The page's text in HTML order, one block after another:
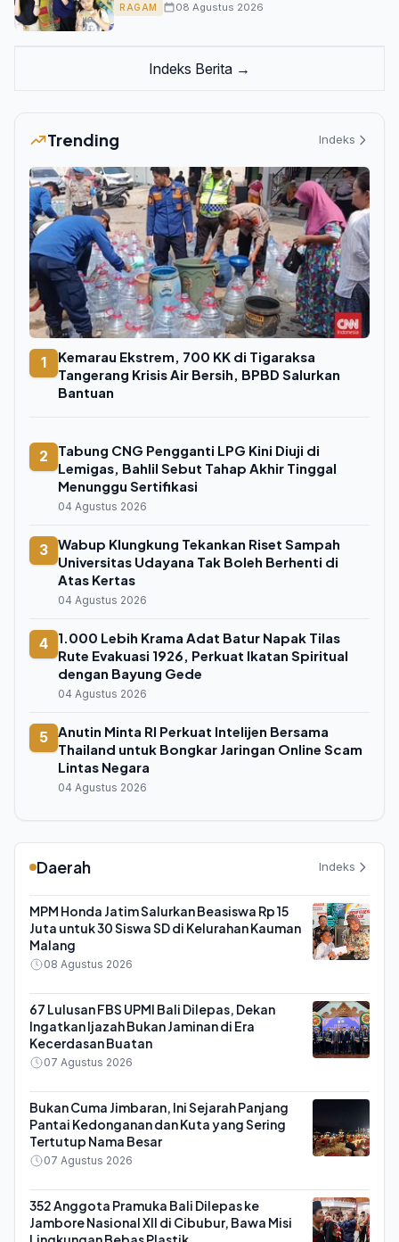
RAGAM 08 Agustus 2026
Indeks Berita →
Trending Indeks
1
Kemarau Ekstrem, 700 KK di Tigaraksa
Tangerang Krisis Air Bersih, BPBD Salurkan
Bantuan
2
Tabung CNG Pengganti LPG Kini Diuji di
Lemigas, Bahlil Sebut Tahap Akhir Tinggal
Menunggu Sertifikasi
04 Agustus 2026
3 Wabup Klungkung Tekankan Riset Sampah
Universitas Udayana Tak Boleh Berhenti di
Atas Kertas
04 Agustus 2026
4
1.000 Lebih Krama Adat Batur Napak Tilas
Rute Evakuasi 1926, Perkuat Ikatan Spiritual
dengan Bayung Gede
04 Agustus 2026
5
Anutin Minta RI Perkuat Intelijen Bersama
Thailand untuk Bongkar Jaringan Online Scam
Lintas Negara
04 Agustus 2026
Daerah Indeks
MPM Honda Jatim Salurkan Beasiswa Rp 15
Juta untuk 30 Siswa SD di Kelurahan Kauman
Malang
08 Agustus 2026
67 Lulusan FBS UPMI Bali Dilepas, Dekan
Ingatkan Ijazah Bukan Jaminan di Era
Kecerdasan Buatan
07 Agustus 2026
Bukan Cuma Jimbaran, Ini Sejarah Panjang
Pantai Kedonganan dan Kuta yang Sering
Tertutup Nama Besar
07 Agustus 2026
352 Anggota Pramuka Bali Dilepas ke
Jambore Nasional XII di Cibubur, Bawa Misi